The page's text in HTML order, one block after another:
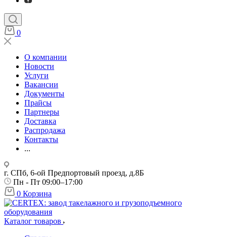
0
О компании
Новости
Услуги
Вакансии
Документы
Прайсы
Партнеры
Доставка
Распродажа
Контакты
...
г. СПб, 6-ой Предпортовый проезд, д.8Б
Пн - Пт 09:00–17:00
0 Корзина
Каталог товаров